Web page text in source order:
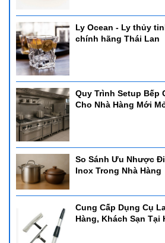
Ly Ocean - Ly thủy
chính hãng Thái Lan
Quy Trình Setup Bếp
Cho Nhà Hàng Mới
So Sánh Ưu Nhược
Inox Trong Nhà Hàng
Cung Cấp Dụng Cụ
Hàng, Khách Sạn Tại